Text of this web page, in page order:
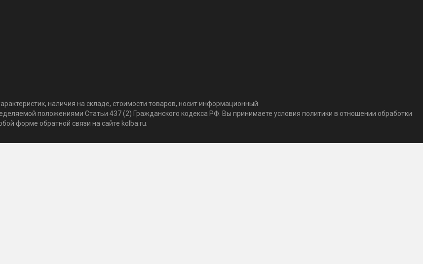
наличия на складе, стоимости товаров, носит информационный
положениями Статьи 437 (2) Гражданского кодекса РФ. Вы принимаете условия политики в отношении обработки
форме обратной связи на сайте kolba.ru.